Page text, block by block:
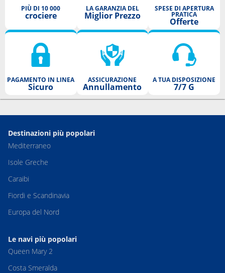
PIÙ DI 10 000
crociere
LA GARANZIA DEL
Miglior Prezzo
SPESE DI APERTURA
PRATICA
Offerte
PAGAMENTO IN LINEA
Sicuro
ASSICURAZIONE
Annullamento
A TUA DISPOSIZIONE
7/7 G
Destinazioni più popolari
Mediterraneo
Isole Greche
Caraibi
Fiordi e Scandinavia
Europa del Nord
Le navi più popolari
Queen Mary 2
Costa Smeralda